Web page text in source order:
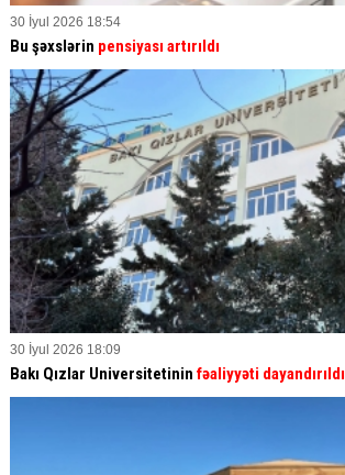
30 İyul 2026 18:54
Bu şəxslərin pensiyası artırıldı
30 İyul 2026 18:09
Bakı Qızlar Universitetinin fəaliyyəti dayandırıldı